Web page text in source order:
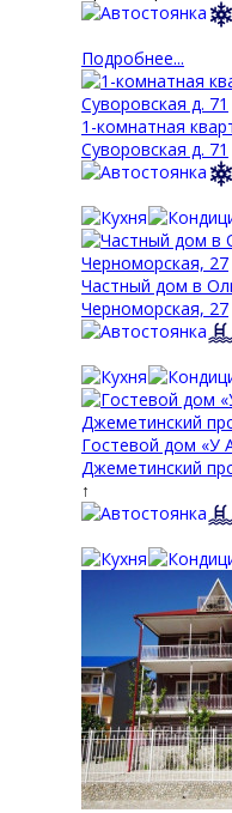
Подробнее...
1-комнатная
Суворовская д. 71
Частный дом в
Черноморская, 27
Гостевой дом «У
Джеметинский
↑